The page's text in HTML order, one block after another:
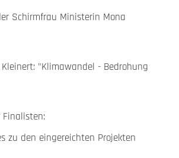
Schirmfrau Ministerin Mona
"Klimawandel - Bedrohung
zu den eingereichten Projekten